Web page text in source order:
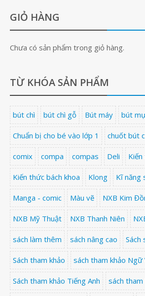
GIỎ HÀNG
Chưa có sản phẩm trong giỏ hàng.
TỪ KHÓA SẢN PHẨM
bút chì bút chì gỗ Bút máy bút
Chuẩn bị cho bé vào lớp 1 chuốt bút
comix compa compas Deli
Kiến thức bách khoa Klong Kĩ năng
Manga - comic Màu vẽ NXB Kim
NXB Mỹ Thuật NXB Thanh Niên
sách làm thêm sách nâng cao Sách
Sách tham khảo sách tham khảo Ngữ
Sách tham khảo Tiếng Anh sách